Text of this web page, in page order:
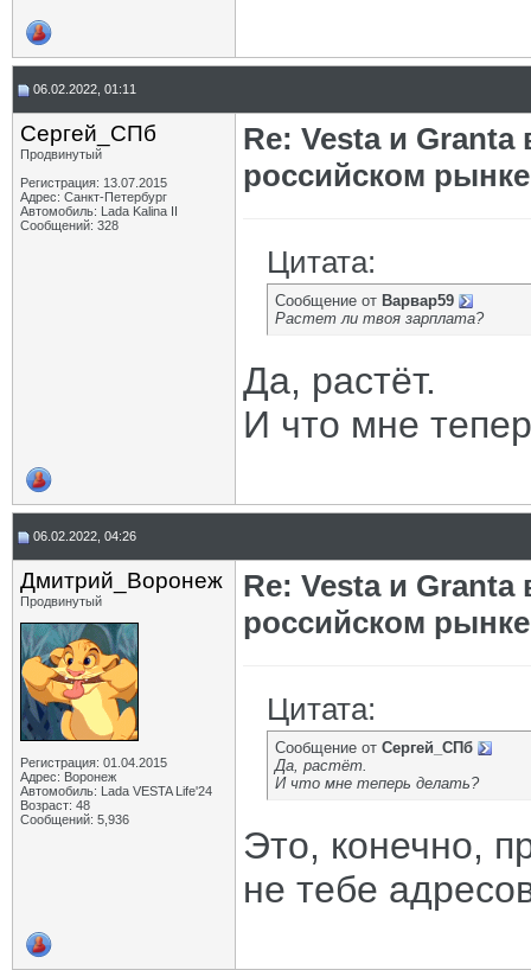
06.02.2022, 01:11
Сергей_СПб
Продвинутый
Регистрация: 13.07.2015
Адрес: Санкт-Петербург
Автомобиль: Lada Kalina II
Сообщений: 328
Re: Vesta и
российском рынке
Цитата:
Сообщение от Варвар59
Растет ли твоя зарплата?
Да, растёт.
И что мне
06.02.2022, 04:26
Дмитрий_Воронеж
Продвинутый
Регистрация: 01.04.2015
Адрес: Воронеж
Автомобиль: Lada VESTA Life'24
Возраст: 48
Сообщений: 5,936
Re: Vesta и
российском рынке
Цитата:
Сообщение от Сергей_СПб
Да, растёт.
И что мне теперь делать?
Это, конечно,
не тебе